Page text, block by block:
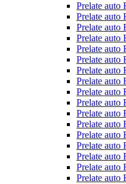
Prelate
Prelate
Prelate
Prelate
Prelate
Prelate auto
Prelate
Prelate
Prelate auto
Prelate
Prelate
Prelate
Prelate
Prelate
Prelate
Prelate
Prelate